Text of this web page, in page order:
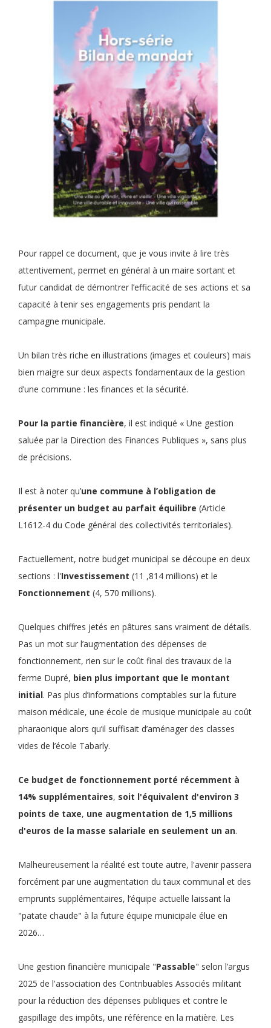
Pour rappel ce document, que je vous invite à lire très
attentivement, permet en général à un maire sortant et
futur candidat de démontrer l’efficacité de ses actions et sa
capacité à tenir ses engagements pris pendant la
campagne municipale.
Un bilan très riche en illustrations (images et couleurs) mais
bien maigre sur deux aspects fondamentaux de la gestion
d’une commune : les finances et la sécurité.
Pour la partie financière, il est indiqué « Une gestion
saluée par la Direction des Finances Publiques », sans plus
de précisions.
Il est à noter qu’une commune à l’obligation de
présenter un budget au parfait équilibre (Article
L1612-4 du Code général des collectivités territoriales).
Factuellement, notre budget municipal se découpe en deux
sections : l'Investissement (11 ,814 millions) et le
Fonctionnement (4, 570 millions).
Quelques chiffres jetés en pâtures sans vraiment de détails.
Pas un mot sur l’augmentation des dépenses de
fonctionnement, rien sur le coût final des travaux de la
ferme Dupré, bien plus important que le montant
initial. Pas plus d’informations comptables sur la future
maison médicale, une école de musique municipale au coût
pharaonique alors qu’il suffisait d’aménager des classes
vides de l’école Tabarly.
Ce budget de fonctionnement porté récemment à
14% supplémentaires, soit l'équivalent d'environ 3
points de taxe, une augmentation de 1,5 millions
d'euros de la masse salariale en seulement un an.
Malheureusement la réalité est toute autre, l'avenir passera
forcément par une augmentation du taux communal et des
emprunts supplémentaires, l’équipe actuelle laissant la
"patate chaude" à la future équipe municipale élue en
2026…
Une gestion financière municipale "Passable" selon l’argus
2025 de l'association des Contribuables Associés militant
pour la réduction des dépenses publiques et contre le
gaspillage des impôts, une référence en la matière. Les